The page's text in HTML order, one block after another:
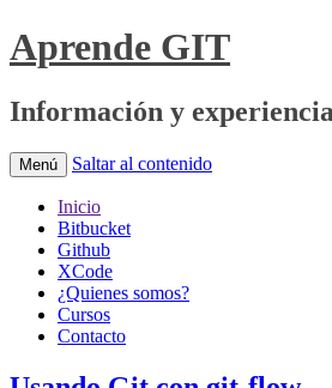
Aprende GIT
Información y
Menú Saltar al contenido
Inicio
Bitbucket
Github
XCode
¿Quienes somos?
Cursos
Contacto